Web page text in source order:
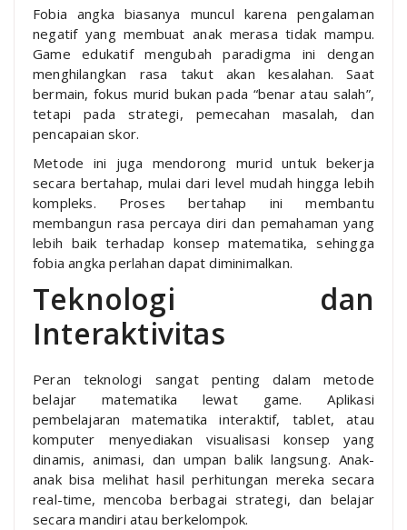
Fobia angka biasanya muncul karena pengalaman
negatif yang membuat anak merasa tidak mampu.
Game edukatif mengubah paradigma ini dengan
menghilangkan rasa takut akan kesalahan. Saat
bermain, fokus murid bukan pada “benar atau salah”,
tetapi pada strategi, pemecahan masalah, dan
pencapaian skor.
Metode ini juga mendorong murid untuk bekerja
secara bertahap, mulai dari level mudah hingga lebih
kompleks. Proses bertahap ini membantu
membangun rasa percaya diri dan pemahaman yang
lebih baik terhadap konsep matematika, sehingga
fobia angka perlahan dapat diminimalkan.
Teknologi dan
Interaktivitas
Peran teknologi sangat penting dalam metode
belajar matematika lewat game. Aplikasi
pembelajaran matematika interaktif, tablet, atau
komputer menyediakan visualisasi konsep yang
dinamis, animasi, dan umpan balik langsung. Anak-
anak bisa melihat hasil perhitungan mereka secara
real-time, mencoba berbagai strategi, dan belajar
secara mandiri atau berkelompok.